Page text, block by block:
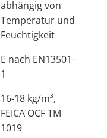
abhängig von
Temperatur und
Feuchtigkeit
E nach EN13501-
1
16-18 kg/m³,
FEICA OCF TM
1019